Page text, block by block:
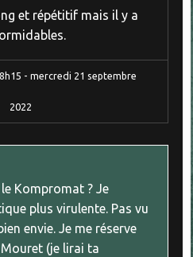
et répétitif mais il y a
- mercredi 21 septembre
2022
Kompromat ? Je
plus virulente. Pas vu
envie. Je me réserve
(je lirai ta